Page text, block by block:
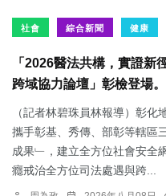
社會 綜合新聞 健康
「2026醫法共構，實證新
跨域協力論壇」彰檢登場
（記者林碧珠員林報導）彰化
攜手彰基、秀傳、部彰等轄區
成果﹂，建立全方位社會安全
癮戒治全方位司法處遇與跨...